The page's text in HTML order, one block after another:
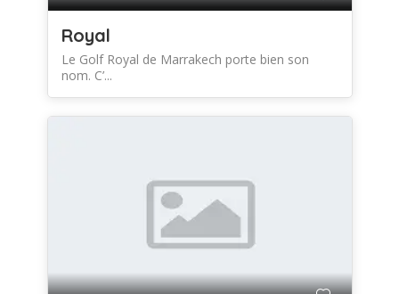
Royal
Le Golf Royal de Marrakech porte bien son
nom. C’...